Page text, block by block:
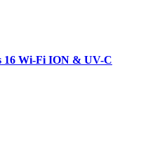
16 Wi-Fi ION & UV-C